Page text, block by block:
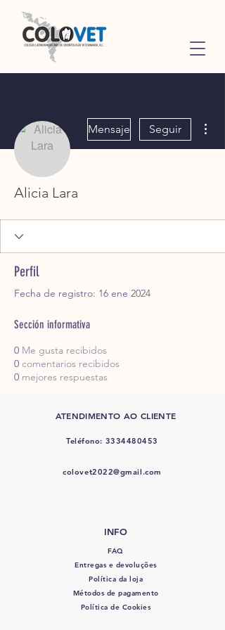
Mensaje Seguir
Alicia Lara
Perfil
Fecha de registro: 16 ene 2024
Sección informativa
0 Me gusta recibidos
0 comentarios recibidos
0 mejores respuestas
ATENDIMENTO AO CLIENTE
Teléfono: 3334480453
colovet2022@gmail.com
INFO
FAQ
Entregas e devoluções
Política da loja
Métodos de pagamento
Política de Cookies